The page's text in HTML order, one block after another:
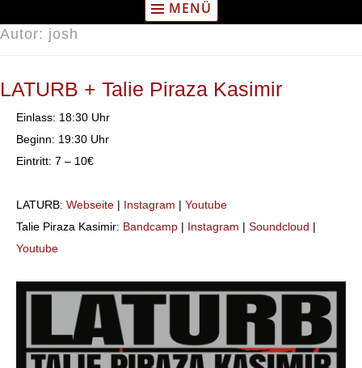
MENÜ
Autor: josh
LATURB + Talie Piraza Kasimir
Einlass: 18:30 Uhr
Beginn: 19:30 Uhr
Eintritt: 7 – 10€
LATURB: Webseite | Instagram | Youtube
Talie Piraza Kasimir: Bandcamp | Instagram | Soundcloud |
Youtube